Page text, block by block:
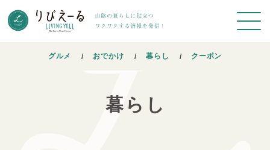
グルメ おでかけ 暮らし クーポン
暮らし